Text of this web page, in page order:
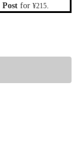
Post for ¥215